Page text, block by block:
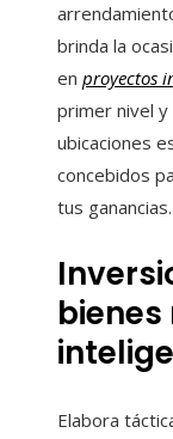
brinda la
en proyectos
primer nivel y
ubicaciones
concebidos
tus ganancias.
Elabora